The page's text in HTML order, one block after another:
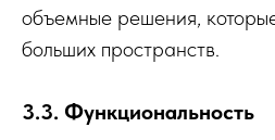
объемные решения,
больших пространств.
3.3. Функциональность